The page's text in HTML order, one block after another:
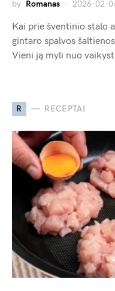
by Romanas 2026-02-
Kai prie šventinio stalo
gintaro spalvos
Vieni ją myli nuo
R RECEPTAI